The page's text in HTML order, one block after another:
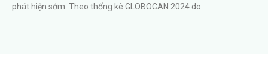
phát hiện sớm. Theo thống kê GLOBOCAN 2024 do